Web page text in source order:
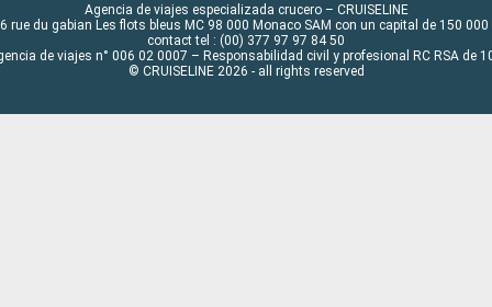
Agencia de viajes especializada crucero – CRUISELINE
rue du gabian Les flots bleus MC 98 000 Monaco SAM con un capital de 150 000
contact tel : (00) 377 97 97 84 50
de viajes n° 006 02 0007 – Responsabilidad civil y profesional RC RSA de
© CRUISELINE 2026 - all rights reserved